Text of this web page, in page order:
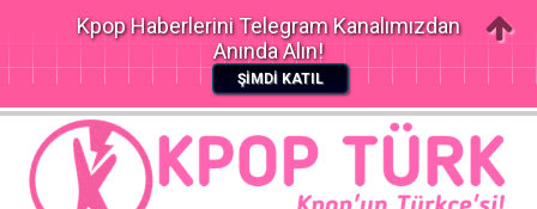
Kpop Haberlerini Telegram Kanalımızdan
Anında Alın!
ŞİMDİ KATIL